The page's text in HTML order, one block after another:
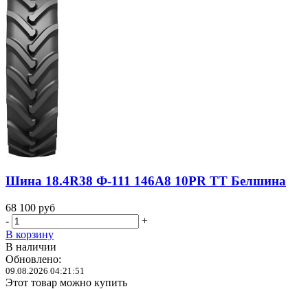
Шина 18.4R38 Ф-111 146A8 10PR TT Белшина
68 100 руб
-
+
В корзину
В наличии
Обновлено:
09.08.2026 04:21:51
Этот товар можно купить